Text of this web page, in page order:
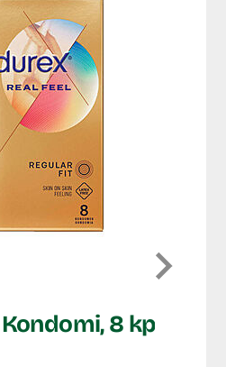
8 kpl